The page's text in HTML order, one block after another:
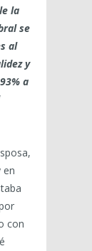
la
se
al
y
a
en
con